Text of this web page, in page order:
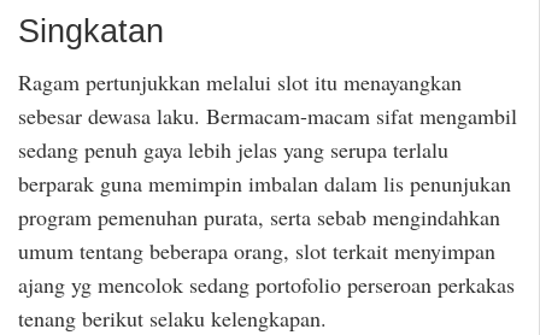
Singkatan
Ragam pertunjukkan melalui slot itu menayangkan
sebesar dewasa laku. Bermacam-macam sifat mengambil
sedang penuh gaya lebih jelas yang serupa terlalu
berparak guna memimpin imbalan dalam lis penunjukan
program pemenuhan purata, serta sebab mengindahkan
umum tentang beberapa orang, slot terkait menyimpan
ajang yg mencolok sedang portofolio perseroan perkakas
tenang berikut selaku kelengkapan.